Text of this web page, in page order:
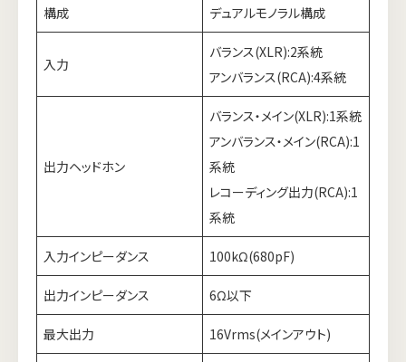
構成 デュアルモノラル構成
入力
バランス(XLR):2系統
アンバランス(RCA):4系統
出力ヘッドホン
バランス・メイン(XLR):1系統
アンバランス・メイン(RCA):1
系統
レコーディング出力(RCA):1
系統
入力インピーダンス 100kΩ(680pF)
出力インピーダンス 6Ω以下
最大出力 16Vrms(メインアウト)